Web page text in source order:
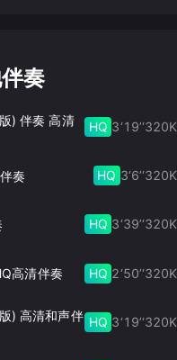
奏
) 伴奏 高清
HQ 3‘19’‘320
奏 HQ 3‘6’‘320
HQ 3‘39’‘320
高清伴奏 HQ 2‘50’‘320
) 高清和声伴 HQ 3‘19’‘320